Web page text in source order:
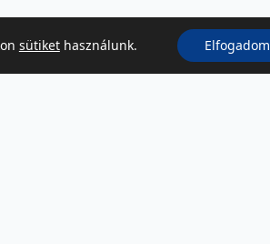
sütikethasználunk. Elfogadom